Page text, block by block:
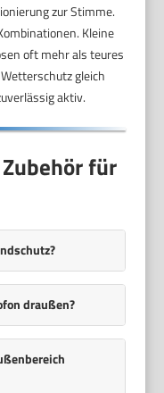
zur Stimme.
Kleine
oft mehr als teures
gleich
aktiv.
für
draußen?